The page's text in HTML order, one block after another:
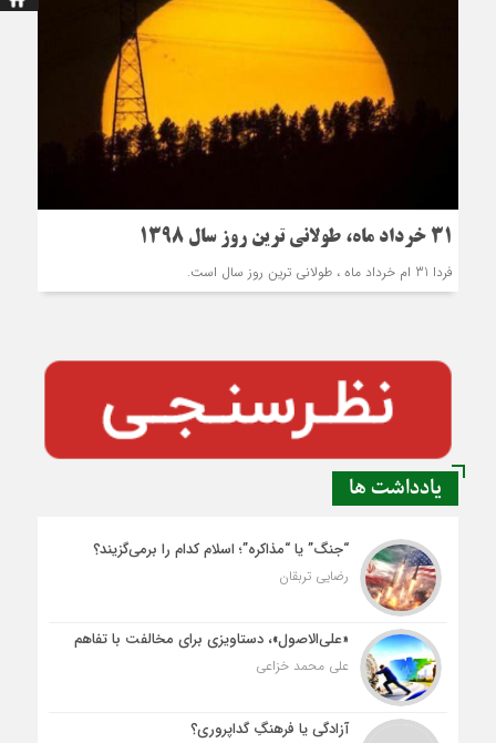
31 خرداد ماه، طولانی ترین روز سال 1398
فردا 31 ام خرداد ماه ، طولانی ترین روز سال است.
یادداشت ها
“جنگ” یا “مذاکره”؛ اسلام کدام را برمی‌گزیند؟
رضایی تربقان
«علی‌الاصول»، دستاویزی برای مخالفت با تفاهم
علی محمد خزاعی
آزادگی یا فرهنگِ گداپروری؟